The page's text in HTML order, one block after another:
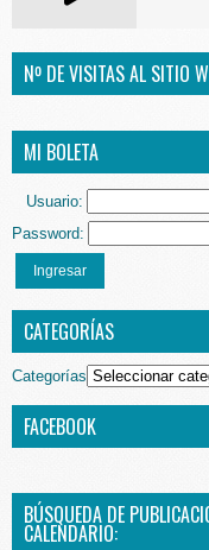
Nº DE VISITAS AL SITIO
MI BOLETA
Usuario:
Password:
Ingresar
CATEGORÍAS
Categorías
FACEBOOK
BÚSQUEDA DE
CALENDARIO: